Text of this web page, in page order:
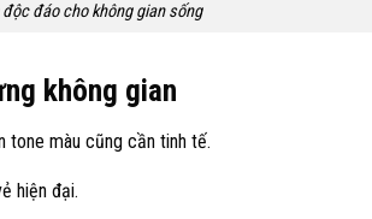
đáo cho không gian sống
không gian
tone màu cũng cần tinh tế.
hiện đại.